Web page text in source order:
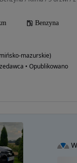
Benzyna
mazurskie)
• Opublikowano